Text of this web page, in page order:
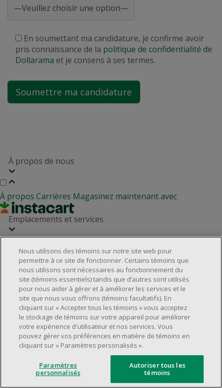
En soumettant ma candidature, je confirme avoir
pris connaissance de la politique de confidentialité de
Dollarama et je consens à ses termes.
À propos de nous
À propos Carrières Magasinez maintenant avec
Emplacements et services
Localisateur de magasinsRelation avec les investisseurs
Partenaires immobiliers
Service à la clientèle
Foire aux questionsRappels de produitsNous joindre
Gestion des témoins
©2025 Dollarama Inc. Tous droits réservés.
Aspects juridiques
Politique d'accessibilité
Nous utilisons des témoins sur notre site web pour
permettre à ce site de fonctionner. Certains témoins que
nous utilisons sont nécessaires au fonctionnement du
site (témoins essentiels) tandis que d’autres sont utilisés
pour nous aider à gérer et à améliorer les services et le
site que nous vous offrons (témoins facultatifs). En
cliquant sur « Accepter tous les témoins » vous acceptez
le stockage de témoins sur votre appareil pour améliorer
votre expérience d'utilisateur et nos services. Vous
pouvez gérer vos préférences en matière de témoins en
cliquant sur « Paramètres personalisés ».
Paramètres
personnalisés
Autoriser tous les
témoins